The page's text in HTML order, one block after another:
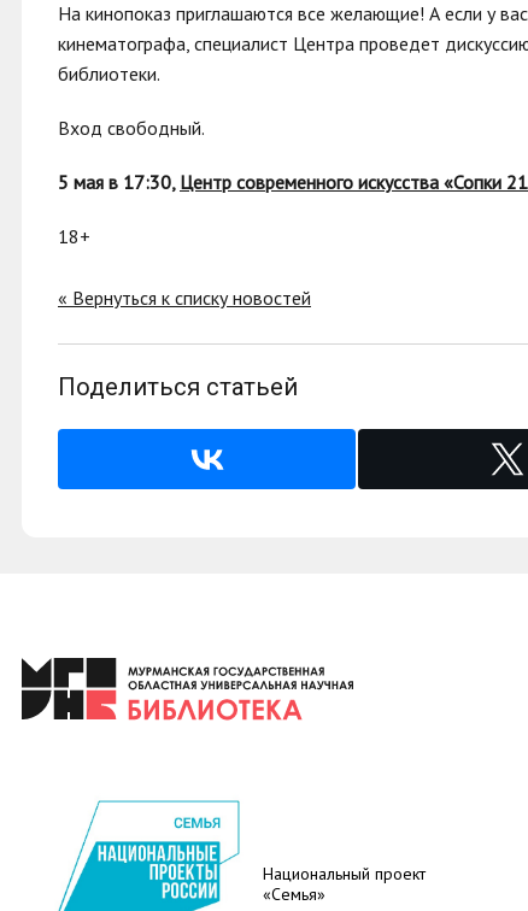
На кинопоказ приглашаются все желающие! А если у
кинематографа, специалист Центра проведет
библиотеки.
Вход свободный.
5 мая в 17:30, Центр современного искусства «Сопки
18+
« Вернуться к списку новостей
Поделиться статьей
Национальный проект
«Семья»